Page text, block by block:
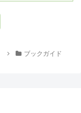
ブックガイド